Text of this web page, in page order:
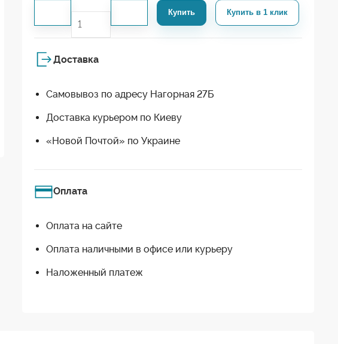
Купить Купить в 1 клик
Доставка
Самовывоз по адресу Нагорная 27Б
Доставка курьером по Киеву
«Новой Почтой» по Украине
Оплата
Оплата на сайте
Оплата наличными в офисе или курьеру
Наложенный платеж